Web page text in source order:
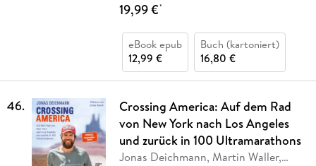
19,99 €*
eBook epub
12,99 €
Buch (kartoniert)
16,80 €
46.
Crossing America: Auf dem Rad
von New York nach Los Angeles
und zurück in 100 Ultramarathons
Jonas Deichmann, Martin Waller,